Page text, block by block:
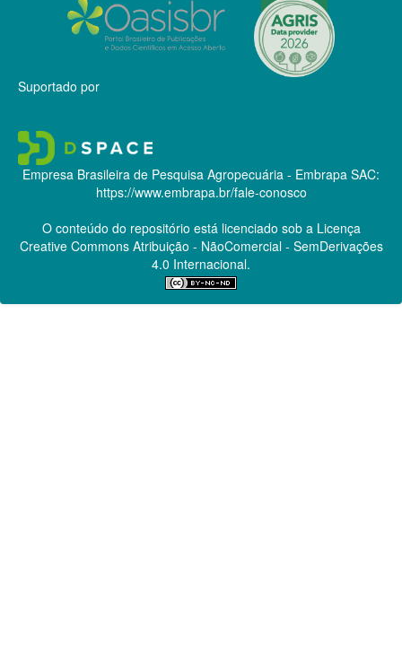
Suportado por
Empresa Brasileira de Pesquisa Agropecuária - Embrapa SAC:
https://www.embrapa.br/fale-conosco
O conteúdo do repositório está licenciado sob a Licença
Creative CommonsAtribuição - NãoComercial - SemDerivações
4.0 Internacional.